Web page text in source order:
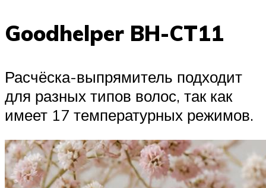
Goodhelper BH-CT11
Расчёска-выпрямитель подходит
для разных типов волос, так как
имеет 17 температурных режимов.